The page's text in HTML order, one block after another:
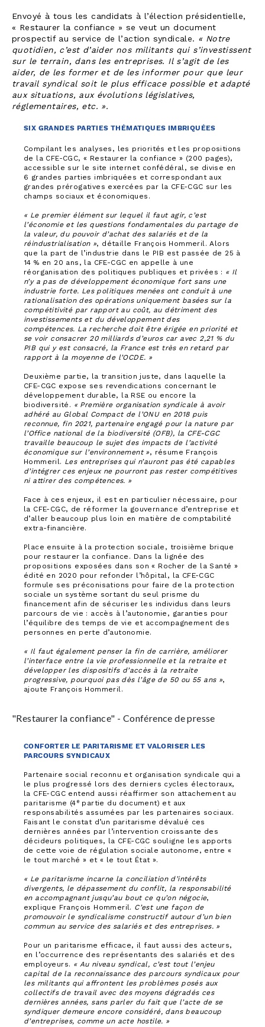
Envoyé à tous les candidats à l’élection présidentielle,
« Restaurer la confiance » se veut un document
prospectif au service de l’action syndicale. « Notre
quotidien, c’est d’aider nos militants qui s’investissent
sur le terrain, dans les entreprises. Il s’agit de les
aider, de les former et de les informer pour que leur
travail syndical soit le plus efficace possible et adapté
aux situations, aux évolutions législatives,
réglementaires, etc. ».
SIX GRANDES PARTIES THÉMATIQUES IMBRIQUÉES
Compilant les analyses, les priorités et les propositions
de la CFE-CGC, « Restaurer la confiance » (200 pages),
accessible sur le site internet confédéral, se divise en
6 grandes parties imbriquées et correspondant aux
grandes prérogatives exercées par la CFE-CGC sur les
champs sociaux et économiques.
« Le premier élément sur lequel il faut agir, c’est
l’économie et les questions fondamentales du partage de
la valeur, du pouvoir d’achat des salariés et de la
réindustrialisation », détaille François Hommeril. Alors
que la part de l’industrie dans le PIB est passée de 25 à
14 % en 20 ans, la CFE-CGC en appelle à une
réorganisation des politiques publiques et privées : « Il
n’y a pas de développement économique fort sans une
industrie forte. Les politiques menées ont conduit à une
rationalisation des opérations uniquement basées sur la
compétitivité par rapport au coût, au détriment des
investissements et du développement des
compétences. La recherche doit être érigée en priorité et
se voir consacrer 20 milliards d’euros car avec 2,21 % du
PIB qui y est consacré, la France est très en retard par
rapport à la moyenne de l’OCDE. »
Deuxième partie, la transition juste, dans laquelle la
CFE-CGC expose ses revendications concernant le
développement durable, la RSE ou encore la
biodiversité. « Première organisation syndicale à avoir
adhéré au Global Compact de l’ONU en 2018 puis
reconnue, fin 2021, partenaire engagé pour la nature par
l’Office national de la biodiversité (OFB), la CFE-CGC
travaille beaucoup le sujet des impacts de l’activité
économique sur l’environnement », résume François
Hommeril. Les entreprises qui n’auront pas été capables
d’intégrer ces enjeux ne pourront pas rester compétitives
ni attirer des compétences. »
Face à ces enjeux, il est en particulier nécessaire, pour
la CFE-CGC, de réformer la gouvernance d’entreprise et
d’aller beaucoup plus loin en matière de comptabilité
extra-financière.
Place ensuite à la protection sociale, troisième brique
pour restaurer la confiance. Dans la lignée des
propositions exposées dans son « Rocher de la Santé »
édité en 2020 pour refonder l’hôpital, la CFE-CGC
formule ses préconisations pour faire de la protection
sociale un système sortant du seul prisme du
financement afin de sécuriser les individus dans leurs
parcours de vie : accès à l’autonomie, garanties pour
l’équilibre des temps de vie et accompagnement des
personnes en perte d’autonomie.
« Il faut également penser la fin de carrière, améliorer
l’interface entre la vie professionnelle et la retraite et
développer les dispositifs d’accès à la retraite
progressive, pourquoi pas dès l’âge de 50 ou 55 ans »,
ajoute François Hommeril.
"Restaurer la confiance" - Conférence de presse
CONFORTER LE PARITARISME ET VALORISER LES
PARCOURS SYNDICAUX
Partenaire social reconnu et organisation syndicale qui a
le plus progressé lors des derniers cycles électoraux,
la CFE-CGC entend aussi réaffirmer son attachement au
paritarisme (4e partie du document) et aux
responsabilités assumées par les partenaires sociaux.
Faisant le constat d’un paritarisme dévalué ces
dernières années par l’intervention croissante des
décideurs politiques, la CFE-CGC souligne les apports
de cette voie de régulation sociale autonome, entre «
le tout marché » et « le tout État ».
« Le paritarisme incarne la conciliation d’intérêts
divergents, le dépassement du conflit, la responsabilité
en accompagnant jusqu’au bout ce qu’on négocie,
explique François Hommeril. C’est une façon de
promouvoir le syndicalisme constructif autour d’un bien
commun au service des salariés et des entreprises. »
Pour un paritarisme efficace, il faut aussi des acteurs,
en l’occurrence des représentants des salariés et des
employeurs. « Au niveau syndical, c’est tout l’enjeu
capital de la reconnaissance des parcours syndicaux pour
les militants qui affrontent les problèmes posés aux
collectifs de travail avec des moyens dégradés ces
dernières années, sans parler du fait que l’acte de se
syndiquer demeure encore considéré, dans beaucoup
d’entreprises, comme un acte hostile. »